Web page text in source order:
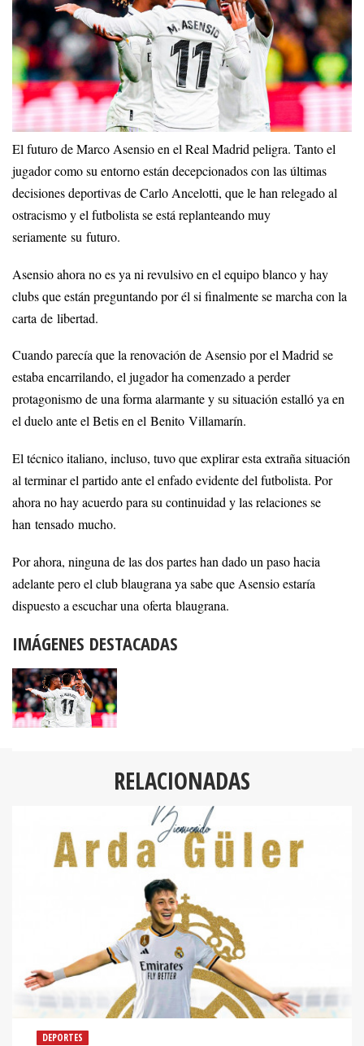
El futuro de Marco Asensio en el Real Madrid peligra. Tanto el
jugador como su entorno están decepcionados con las últimas
decisiones deportivas de Carlo Ancelotti, que le han relegado al
ostracismo y el futbolista se está replanteando muy
seriamente su futuro.
Asensio ahora no es ya ni revulsivo en el equipo blanco y hay
clubs que están preguntando por él si finalmente se marcha con la
carta de libertad.
Cuando parecía que la renovación de Asensio por el Madrid se
estaba encarrilando, el jugador ha comenzado a perder
protagonismo de una forma alarmante y su situación estalló ya en
el duelo ante el Betis en el Benito Villamarín.
El técnico italiano, incluso, tuvo que explirar esta extraña situación
al terminar el partido ante el enfado evidente del futbolista. Por
ahora no hay acuerdo para su continuidad y las relaciones se
han tensado mucho.
Por ahora, ninguna de las dos partes han dado un paso hacia
adelante pero el club blaugrana ya sabe que Asensio estaría
dispuesto a escuchar una oferta blaugrana.
IMÁGENES DESTACADAS
RELACIONADAS
DEPORTES